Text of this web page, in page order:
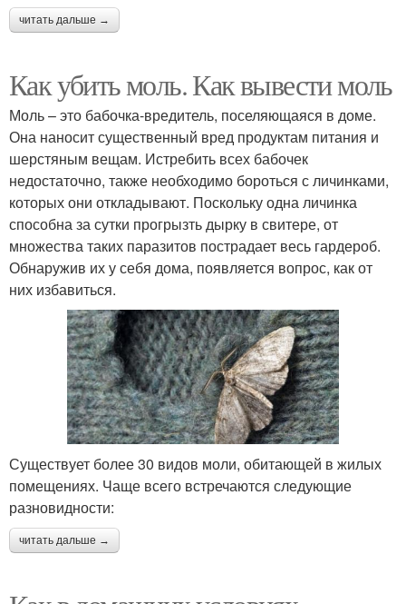
читать дальше →
Как убить моль. Как вывести моль
Моль – это бабочка-вредитель, поселяющаяся в доме.
Она наносит существенный вред продуктам питания и
шерстяным вещам. Истребить всех бабочек
недостаточно, также необходимо бороться с личинками,
которых они откладывают. Поскольку одна личинка
способна за сутки прогрызть дырку в свитере, от
множества таких паразитов пострадает весь гардероб.
Обнаружив их у себя дома, появляется вопрос, как от
них избавиться.
Существует более 30 видов моли, обитающей в жилых
помещениях. Чаще всего встречаются следующие
разновидности:
читать дальше →